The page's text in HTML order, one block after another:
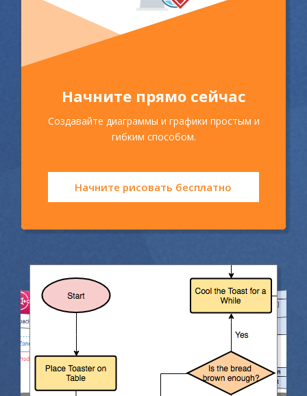
Начните прямо сейчас
Создавайте диаграммы и графики простым и
гибким способом.
Начните рисовать бесплатно